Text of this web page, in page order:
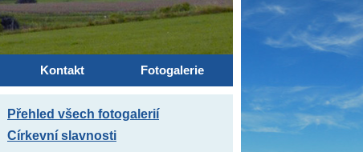
Kontakt Fotogalerie
Přehled všech fotogalerií
Církevní slavnosti